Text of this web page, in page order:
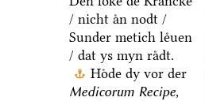
/ nicht aͤn nodt /
Sunder metich leͤuen
/ dat ys myn raͤdt.
Hoͤde dy vor der
Medicorum Recipe,